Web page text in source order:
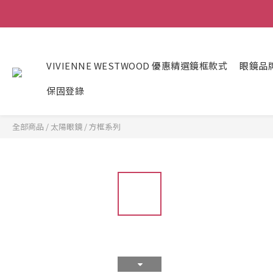
VIVIENNE WESTWOOD 優惠精選鏡框款式
眼鏡品
保固登錄
全部商品 / 太陽眼鏡 /方框系列